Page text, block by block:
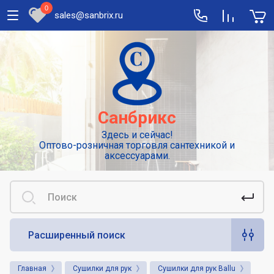
Полезная информация
Сушилки для рук
Высокоскоростные погружные сушилки
для рук
Смесители: виды и особенности
выбора
Сенсорные или автоматические
смесители
Диспенсеры для туалетной бумаги
sales@sanbrix.ru
0
Санбрикс
Здесь и сейчас!
Оптово-розничная торговля сантехникой и
аксессуарами.
Расширенный поиск
Главная Сушилки для рук Сушилки для рук Ballu